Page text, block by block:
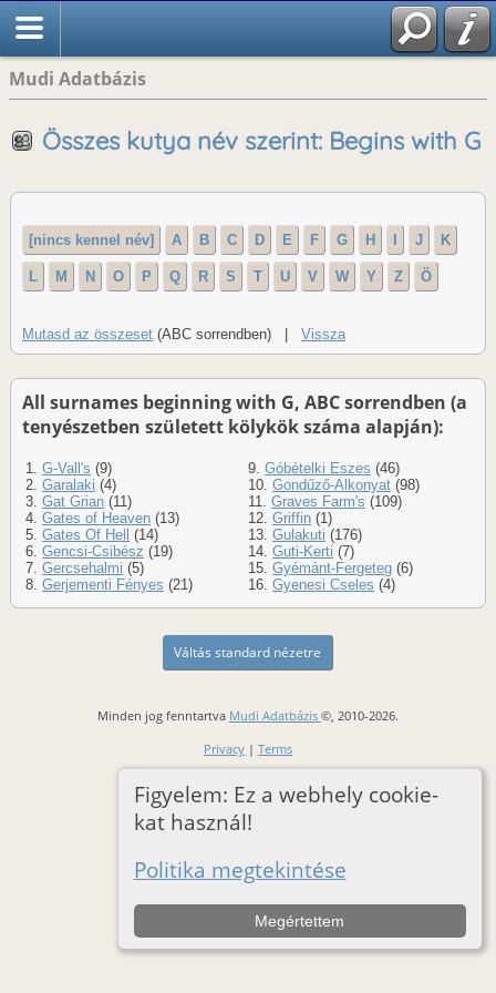
Mudi Adatbázis
Figyelem: Ez a webhely cookie-
kat használ!
Politika megtekintése
Megértettem
Összes kutya név szerint: Begins with G
[nincs kennel név] A B C D E F G H I J K
L M N O P Q R S T U V W Y Z Ö
Mutasd az összeset (ABC sorrendben) | Vissza
All surnames beginning with G, ABC sorrendben (a
tenyészetben született kölykök száma alapján):
1. G-Vall's (9)
2. Garalaki (4)
3. Gat Grian (11)
4. Gates of Heaven (13)
5. Gates Of Hell
(14)
6. Gencsi-Csibész (19)
7. Gercsehalmi (5)
8. Gerjementi Fényes (21)
9. Góbételki Eszes (46)
10. Gondűző-Alkonyat (98)
11. Graves Farm's (109)
12. Griffin (1)
13. Gulakuti (176)
14. Guti-Kerti (7)
15. Gyémánt-Fergeteg (6)
16. Gyenesi Cseles (4)
Váltás standard nézetre
Minden jog fenntartva Mudi Adatbázis ©, 2010-2026.
Privacy | Terms